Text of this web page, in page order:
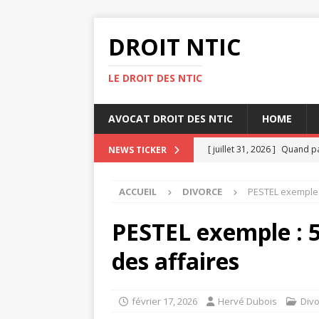
DROIT NTIC
LE DROIT DES NTIC
AVOCAT DROIT DES NTIC HOME
NEWS TICKER [ juillet 31, 2026 ] Quand
[ juillet 23, 2026 ] Top 10
[ juillet 19, 2026 ]
Heures
[ août 4, 2026 ]
Heures
ACCUEIL DIVORCE PESTEL
PESTEL exemple
des affaires
février 17, 2026 Hervé Dubois